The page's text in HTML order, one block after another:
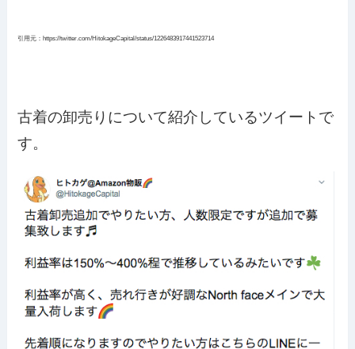
引用元：https://twitter.com/HitokageCapital/status/1226483917441523714
古着の卸売りについて紹介しているツイートで
す。